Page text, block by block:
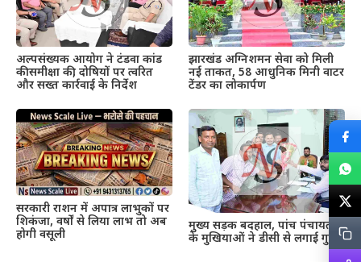
अल्पसंख्यक आयोग ने टंडवा कांड
की समीक्षा की, दोषियों पर त्वरित
और सख्त कार्रवाई के निर्देश
झारखंड अग्निशमन सेवा को मिली
नई ताकत, 58 आधुनिक मिनी वाटर
टेंडर का लोकार्पण
सरकारी राशन में अपात्र लाभुकों पर
शिकंजा, वर्षों से लिया लाभ तो अब
होगी वसूली
मुख्य सड़क बदहाल, पांच पंचायतों
के मुखियाओं ने डीसी से लगाई गुहार